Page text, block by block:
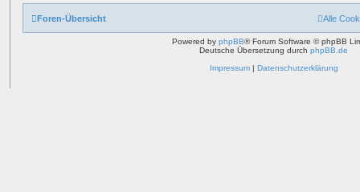
Foren-Übersicht Alle
Powered by phpBB® Forum Software © phpBB
Deutsche Übersetzung durch phpBB.de
Impressum| Datenschutzerklärung